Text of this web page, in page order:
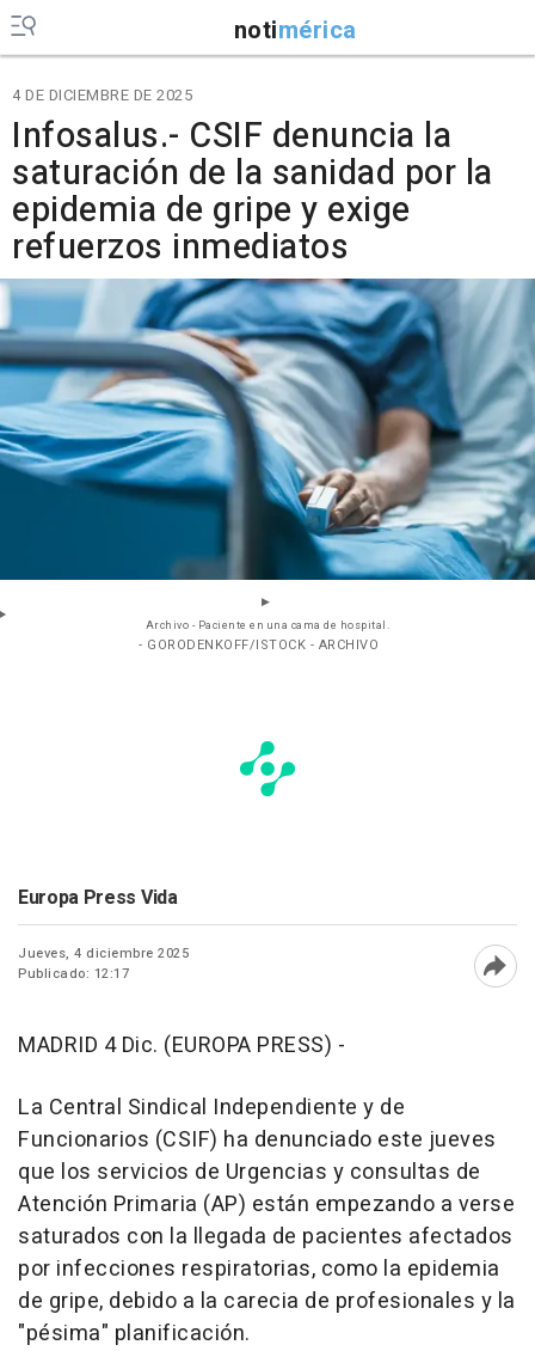
notimérica
4 DE DICIEMBRE DE 2025
Infosalus.- CSIF denuncia la
saturación de la sanidad por la
epidemia de gripe y exige
refuerzos inmediatos
Archivo - Paciente en una cama de hospital.
- GORODENKOFF/ISTOCK - ARCHIVO
Europa Press Vida
Jueves, 4 diciembre 2025
Publicado: 12:17
MADRID 4 Dic. (EUROPA PRESS) -
La Central Sindical Independiente y de
Funcionarios (CSIF) ha denunciado este jueves
que los servicios de Urgencias y consultas de
Atención Primaria (AP) están empezando a verse
saturados con la llegada de pacientes afectados
por infecciones respiratorias, como la epidemia
de gripe, debido a la carecia de profesionales y la
"pésima" planificación.